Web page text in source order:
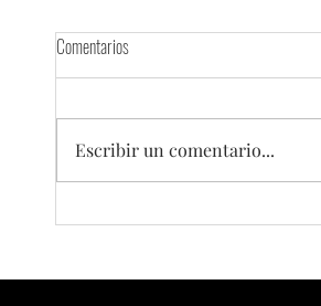
Argentina y China renuevan por cinco
Comentarios
Escribir un comentario...